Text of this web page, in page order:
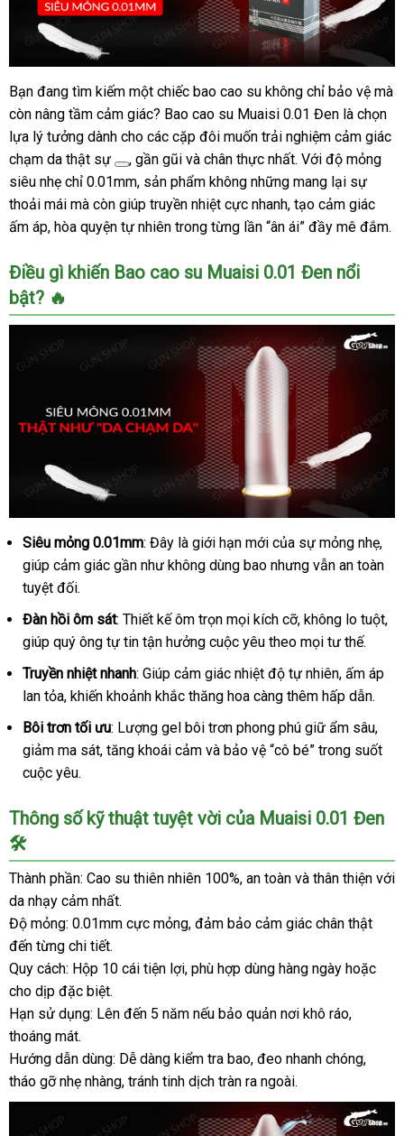
Muaisi
0.01
Đen
Siêu
Mỏng
0.01mm
Hộp
10
Khuyến
Mại
Bạn đang tìm kiếm một chiếc bao cao su không chỉ bảo vệ mà
còn nâng tầm cảm giác? Bao cao su Muaisi 0.01 Đen là chọn
lựa lý tưởng dành cho các cặp đôi muốn trải nghiệm cảm giác
chạm da thật sự
, gần gũi và chân thực nhất. Với độ mỏng
siêu nhẹ chỉ 0.01mm, sản phẩm không những mang lại sự
thoải mái mà còn giúp truyền nhiệt cực nhanh, tạo cảm giác
ấm áp, hòa quyện tự nhiên trong từng lần “ân ái” đầy mê đắm.
Điều gì khiến Bao cao su Muaisi 0.01 Đen nổi
bật? 🔥
Muaisi
0.01
Đen
Mỏng
0.01mm
Hộp
10
cái
Khuyến
Mại
Siêu mỏng 0.01mm: Đây là giới hạn mới của sự mỏng nhẹ,
giúp cảm giác gần như không dùng bao nhưng vẫn an toàn
tuyệt đối.
Đàn hồi ôm sát: Thiết kế ôm trọn mọi kích cỡ, không lo tuột,
giúp quý ông tự tin tận hưởng cuộc yêu theo mọi tư thế.
Truyền nhiệt nhanh: Giúp cảm giác nhiệt độ tự nhiên, ấm áp
lan tỏa, khiến khoảnh khắc thăng hoa càng thêm hấp dẫn.
Bôi trơn tối ưu: Lượng gel bôi trơn phong phú giữ ẩm sâu,
giảm ma sát, tăng khoái cảm và bảo vệ “cô bé” trong suốt
cuộc yêu.
Thông số kỹ thuật tuyệt vời của Muaisi 0.01 Đen
🛠️
Thành phần: Cao su thiên nhiên 100%, an toàn và thân thiện với
da nhạy cảm nhất.
Độ mỏng: 0.01mm cực mỏng, đảm bảo cảm giác chân thật
đến từng chi tiết.
Quy cách: Hộp 10 cái tiện lợi, phù hợp dùng hàng ngày hoặc
cho dịp đặc biệt.
Hạn sử dụng: Lên đến 5 năm nếu bảo quản nơi khô ráo,
thoáng mát.
Hướng dẫn dùng: Dễ dàng kiểm tra bao, đeo nhanh chóng,
tháo gỡ nhẹ nhàng, tránh tinh dịch tràn ra ngoài.